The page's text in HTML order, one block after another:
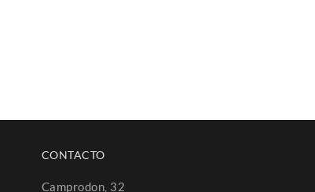
CONTACTO
Camprodon, 32